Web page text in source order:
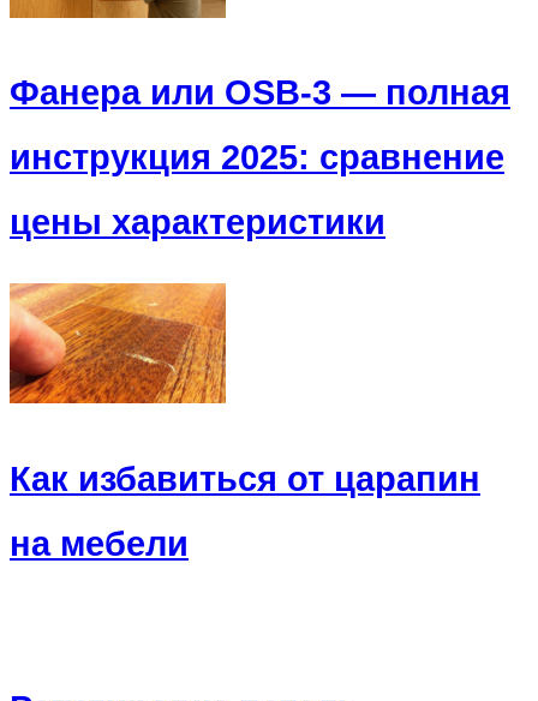
Фанера или OSB-3 — полная
инструкция 2025: сравнение
цены характеристики
Как избавиться от царапин
на мебели